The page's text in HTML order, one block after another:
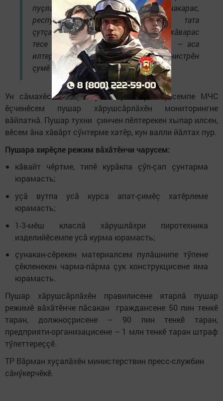
пуçланчӗ. Ăна пушар тухассине чакарас,
республикăри халăха хӳтелес тата
çутçанталăк ресурсӗсене сыхласа хăварас
тесе ятарлă режима пжхжнмалла», – аса
илтернӗ ТР вăрман хуçалăхӗн министрӗн
çумӗ Ильгизар Зарипов.
Ун сăмахӗсемпе, республикăри вăрманçăсемпе МЧС
ӗçченӗсем пушар хăрушсăрлăхӗн мониторингне
вăйлатнă. Пушар тухни çинчен пӗлтерекен хыпар илсен,
вӗсем ăна хăвăрт сӳнтерме хатӗр, кун валли йăлтах пур.
Пушара хирӗçле режим вăхăтӗнчи чарусем:
кăвайт чӗртме, типӗ курăкпа çӳп-çап çунтарма
юрамасть;
уçă вутпа усă курса апат-çимӗç хатӗрлеме
юрамасть;
1-3-мӗш класлă хăрушлăхри пиротехника
изделийӗсемпе усă курма юрамасть;
çунакан-сӗрекен материалсем пулăшнипе тӳпене
çӗкленекен чарма-пăрма çук конструкцисене яма
юрамасть.
Пушар хăрушсăрлăхӗн правилисене ятарлă пушар
режимӗ вăхăтӗнче пăсакан граждансене 50 пин тенкӗ
таран, должноçрисене – 90 пин тенкӗ таран,
предприяти-организацисене – 1 млн тенкӗ таран штраф
тӳлеттереççӗ.
ТР Вăрман хуçалăхӗн министерствин пресс-службин
сăнӳкерчӗкӗ.